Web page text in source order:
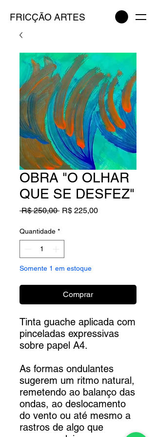
FRICÇÃO ARTES
OBRA "O OLHAR
QUE SE DESFEZ"
R$ 250,00 Preço
R$ 225,00Preço
Quantidade *
Somente 1 em estoque
Comprar
Tinta guache aplicada com
pinceladas expressivas
sobre papel A4.
As formas ondulantes
sugerem um ritmo natural,
remetendo ao balanço das
ondas, ao deslocamento
do vento ou até mesmo a
rastros de algo que